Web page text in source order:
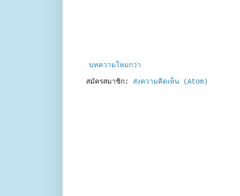
บทความใหม่กว่า
สมัครสมาชิก: ส่งความคิดเห็น (Atom)